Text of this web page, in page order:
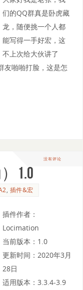
们的QQ群真是卧虎藏
龙，随便挑一个人都
能写得一手好宏，这
不上次给大伙讲了
友啪啪打脸，这是怎
没有评论
1.0
, 插件&宏
插件作者：
Locimation
当前版本：1.0
更新时间：2020年3月
28日
适用版本：3.3.4-3.9